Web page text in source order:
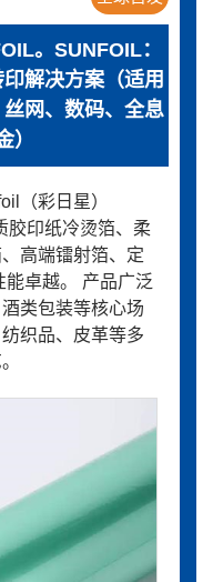
。SUNFOIL：
解决方案（适用
网、数码、全息
）
（彩日星）
胶印纸冷烫箔、柔
高端镭射箔、定
卓越。 产品广泛
类包装等核心场
织品、皮革等多